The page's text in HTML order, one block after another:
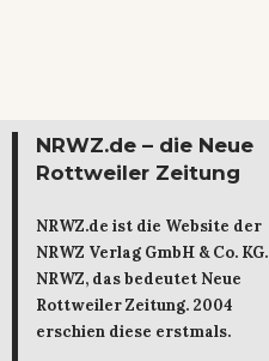
NRWZ.de – die Neue
Rottweiler Zeitung
NRWZ.de ist die Website der
NRWZ Verlag GmbH & Co. KG.
NRWZ, das bedeutet Neue
Rottweiler Zeitung. 2004
erschien diese erstmals.